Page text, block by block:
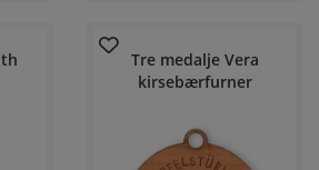
Tre medalje Vera
kirsebærfurner